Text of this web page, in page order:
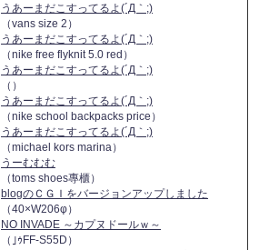
うあーまだこすってるよ(´Д｀;)
（vans size 2）
うあーまだこすってるよ(´Д｀;)
（nike free flyknit 5.0 red）
うあーまだこすってるよ(´Д｀;)
（）
うあーまだこすってるよ(´Д｀;)
（nike school backpacks price）
うあーまだこすってるよ(´Д｀;)
（michael kors marina）
うーむむむ
（toms shoes專櫃）
blogのＣＧＩをバージョンアップしました
（40×W206φ）
NO INVADE ～カプヌドールｗ～
（｣ｩFF-S55D）